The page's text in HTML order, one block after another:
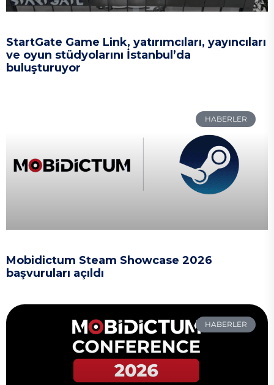
StartGate Game Link, yatırımcıları, yayıncıları
ve oyun stüdyolarını İstanbul’da
buluşturuyor
HABERLER
Mobidictum Steam Showcase 2026
başvuruları açıldı
HABERLER